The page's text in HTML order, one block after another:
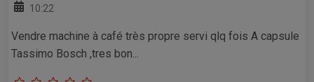
10:22
Vendre machine à café très propre servi qlq fois A capsule
Tassimo Bosch ,tres bon...